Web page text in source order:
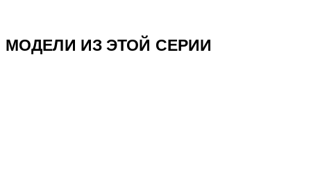
МОДЕЛИ ИЗ ЭТОЙ СЕРИИ